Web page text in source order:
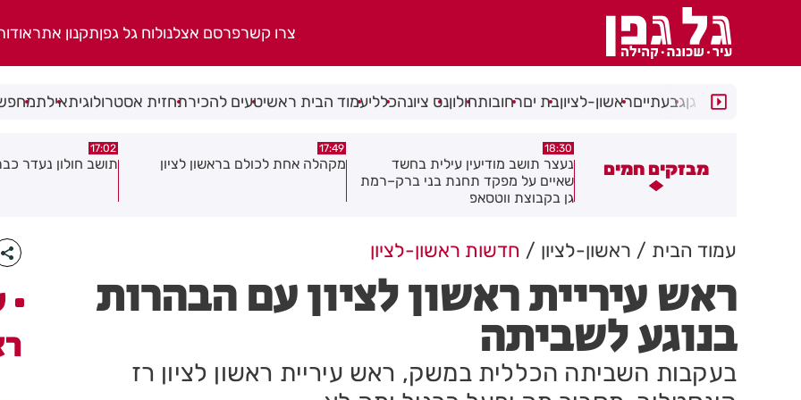
צרו קשרפרסם אצלנולוח גל גפןתקנון אתר
רמת גןגבעתייםראשון-לציוןבת יםרחובותחולוןנס ציונהכלליעמוד הבית ראשיטעים להכירתחזית אסטרולוגיתאילת
מבזקים חמים
נעצר תושב מודיעין עילית בחשד
שאיים על מפקד תחנת בני ברק–רמת
17:49
מקהלה אחת לכולם בראשון לציון
17:02
תושב חולון נעדר כבר שבועיים
15:21
"הרצל שמח בחמישי":
עמוד הבית ראשון-לציון חדשות ראשון-לציון
ראש עיריית ראשון לציון עם הבהרות
בנוגע לשביתה
בעקבות השביתה הכללית במשק, ראש עיריית ראשון לציון רז